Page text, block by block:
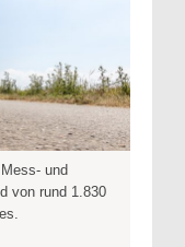
und
von rund 1.830